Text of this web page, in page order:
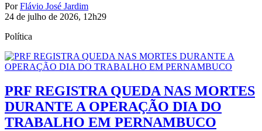
PorFlávio José Jardim
24 de julho de 2026, 12h29
Política
PRF REGISTRA QUEDA NAS MORTES
DURANTE A OPERAÇÃO DIA DO
TRABALHO EM PERNAMBUCO